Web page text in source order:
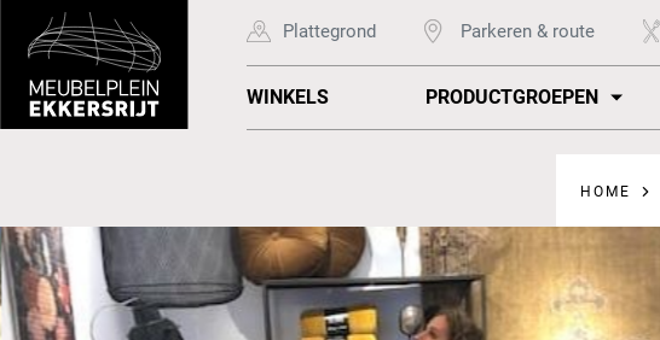
Plattegrond Parkeren & route
WINKELS PRODUCTGROEPEN
HOME